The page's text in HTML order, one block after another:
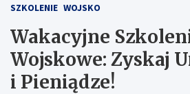
SZKOLENIE WOJSKO
Wakacyjne
Wojskowe: Zyskaj
i Pieniądze!